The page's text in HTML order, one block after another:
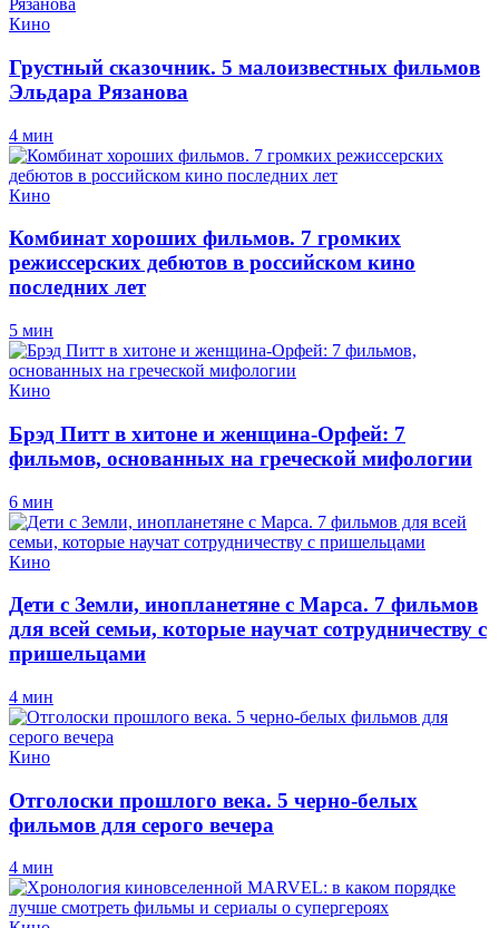
Кино
Грустный сказочник. 5 малоизвестных фильмов
Эльдара Рязанова
4 мин
Кино
Комбинат хороших фильмов. 7 громких
режиссерских дебютов в российском кино
последних лет
5 мин
Кино
Брэд Питт в хитоне и женщина-Орфей: 7
фильмов, основанных на греческой мифологии
6 мин
Кино
Дети с Земли, инопланетяне с Марса. 7 фильмов
для всей семьи, которые научат сотрудничеству с
пришельцами
4 мин
Кино
Отголоски прошлого века. 5 черно-белых
фильмов для серого вечера
4 мин